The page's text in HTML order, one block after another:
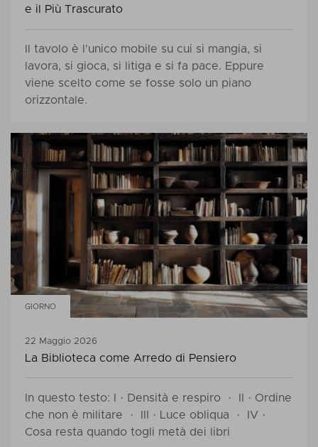
e il Più Trascurato
Il tavolo è l'unico mobile su cui si mangia, si
lavora, si gioca, si litiga e si fa pace. Eppure
viene scelto come se fosse solo un piano
orizzontale.
GIORNO
22 Maggio 2026
La Biblioteca come Arredo di Pensiero
In questo testo: I · Densità e respiro · II · Ordine
che non è militare · III · Luce obliqua · IV ·
Cosa resta quando togli metà dei libri